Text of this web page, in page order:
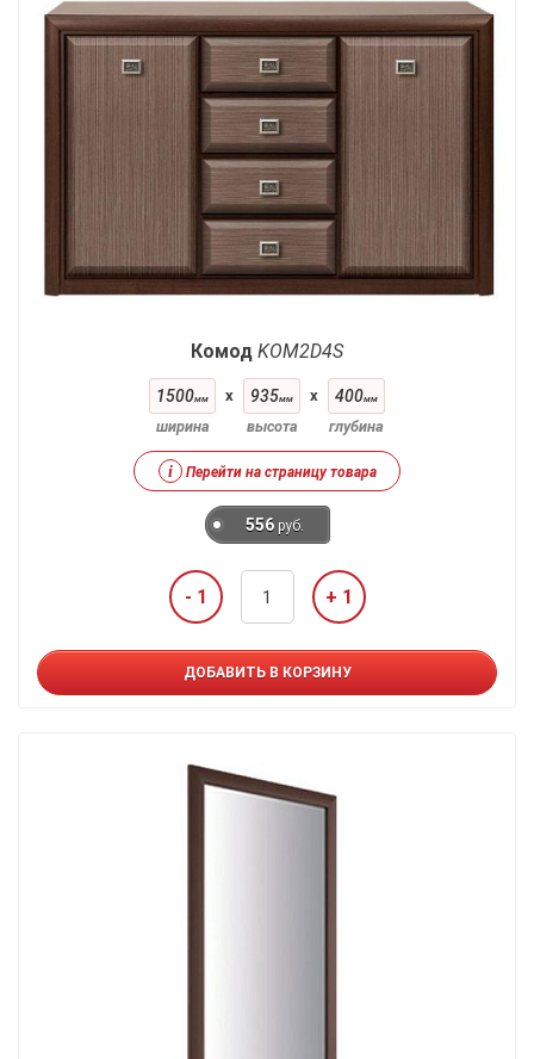
Комод KOM2D4S
1500мм
ширина
x 935мм
высота
x 400мм
глубина
i Перейти на страницу товара
556 руб.
- 1 + 1
ДОБАВИТЬ В КОРЗИНУ